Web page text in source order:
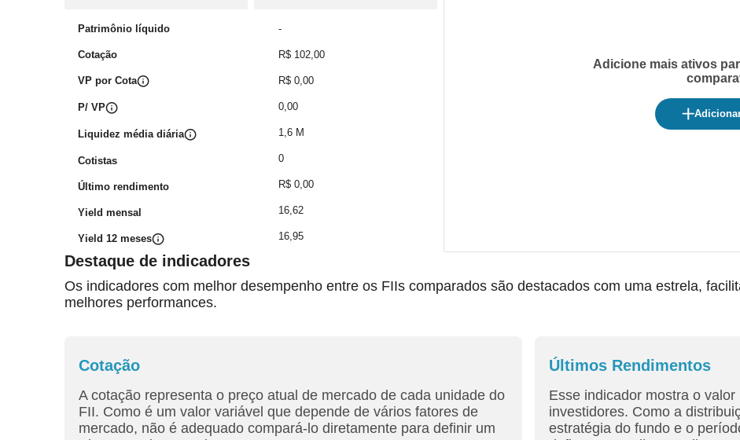
Patrimônio líquido
Cotação
VP por Cota
P/ VP
Liquidez média diária
Cotistas
Último rendimento
Yield mensal
Yield 12 meses
-
R$ 102,00
R$ 0,00
0,00
1,6 M
0
R$ 0,00
16,62
16,95
Adicione mais ativos
Destaque de indicadores
Os indicadores com melhor desempenho entre os FIIs comparados são destacados com uma estrela,
melhores performances.
Cotação
A cotação representa o preço atual de mercado de cada unidade do
FII. Como é um valor variável que depende de vários fatores de
mercado, não é adequado compará-lo diretamente para definir um
Últimos Rendimentos
Esse indicador mostra o
investidores. Como a
estratégia do fundo e o